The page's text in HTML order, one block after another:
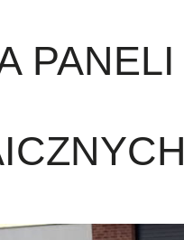
PANELI